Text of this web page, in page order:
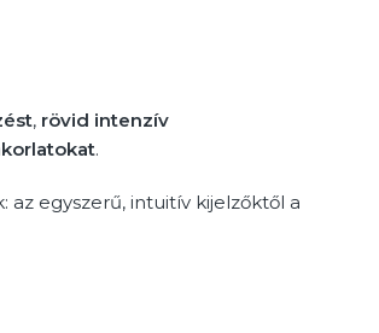
, rövid intenzív
.
egyszerű, intuitív kijelzőktől a